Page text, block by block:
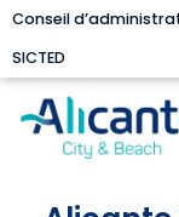
Conseil
SICTED